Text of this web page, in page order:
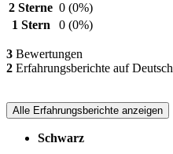
2 Sterne 0 (0%)
1 Stern
0 (0%)
3 Bewertungen
2 Erfahrungsberichte auf Deutsch
Alle Erfahrungsberichte anzeigen
Schwarz